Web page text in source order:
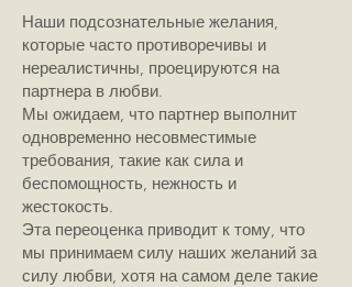
Наши подсознательные желания,
которые часто противоречивы и
нереалистичны, проецируются на
партнера в любви.
Мы ожидаем, что партнер выполнит
одновременно несовместимые
требования, такие как сила и
беспомощность, нежность и
жестокость.
Эта переоценка приводит к тому, что
мы принимаем силу наших желаний за
силу любви, хотя на самом деле такие